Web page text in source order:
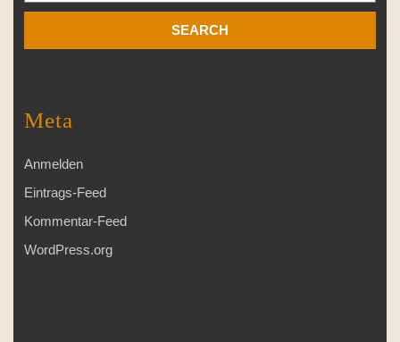
Meta
Anmelden
Eintrags-Feed
Kommentar-Feed
WordPress.org